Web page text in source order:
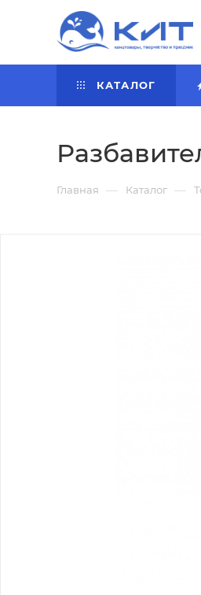
КАТАЛОГ
Главная — Каталог —